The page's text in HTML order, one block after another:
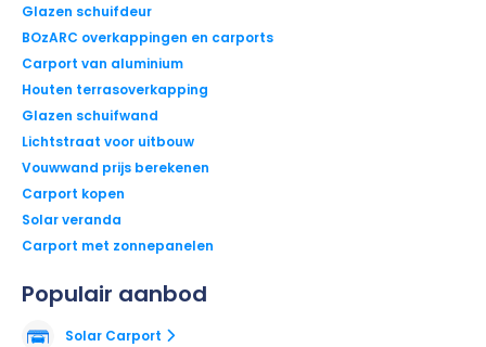
Populair aanbod
Solar Carport
Glazen schuifdeur
BOzARC overkappingen en carports
Carport van aluminium
Houten terrasoverkapping
Glazen schuifwand
Lichtstraat voor uitbouw
Vouwwand prijs berekenen
Carport kopen
Solar veranda
Carport met zonnepanelen